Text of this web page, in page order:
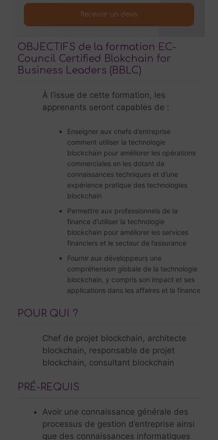
Recevoir un devis
OBJECTIFS de la formation EC-
Council Certified Blokchain for
Business Leaders (BBLC)
À l’issue de cette formation, les
apprenants seront capables de :
Enseigner aux chefs d’entreprise
comment utiliser la technologie
blockchain pour améliorer les opérations
commerciales en les dotant de
connaissances techniques et d’une
expérience pratique des technologies
blockchain
Permettre aux professionnels de la
finance d’utiliser la technologie
blockchain pour améliorer les services
financiers et le secteur de l’assurance
Fournir aux développeurs une
compréhension globale de la technologie
blockchain, y compris son impact et ses
applications dans les affaires et la finance
POUR QUI ?
Chef de projet blockchain, architecte
blockchain, responsable de projet
blockchain, consultant blockchain
PRÉ-REQUIS
Avoir une connaissance générale des
processus de gestion d’entreprise ainsi
que des connaissances informatiques